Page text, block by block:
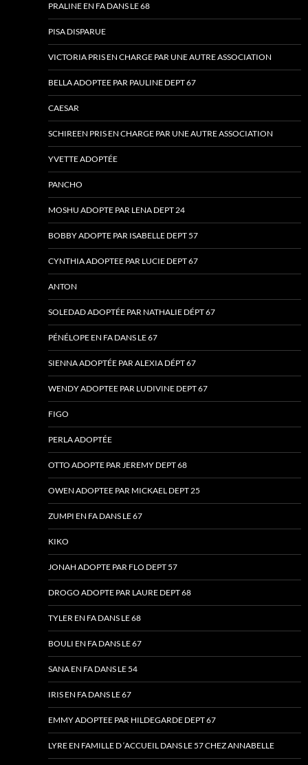
PRALINE EN FA DANS LE 68
PISA DISPARUE
VICTORIA PRIS EN CHARGE PAR UNE AUTRE ASSOCIATION
BELLA ADOPTEE PAR PAULINE DEPT 67
CAESAR
SCHIREEN PRIS EN CHARGE PAR UNE AUTRE ASSOCIATION
YVETTE ADOPTÉE
PANCHO
MOSHU ADOPTE PAR LENA DEPT 24
BOBBY ADOPTE PAR ISABELLE DEPT 57
CYNTHIA ADOPTEE PAR LUCIE DEPT 67
ANTON
SOLEDAD ADOPTÉE PAR NATHALIE DÉPT 67
PÉNÉLOPE EN FA DANS LE 67
SIENNA ADOPTÉE PAR ALEXIA DÉPT 67
WENDY ADOPTEE PAR LUDIVINE DEPT 67
FIGO
PERLA ADOPTÉE
OTTO ADOPTE PAR JEREMY DEPT 68
OWEN ADOPTEE PAR MICKAEL DEPT 25
ZUMPI EN FA DANS LE 67
KIKO
JONAH ADOPTE PAR FLO DEPT 57
DROGO ADOPTE PAR LAURE DEPT 68
TYLER EN FA DANS LE 68
BOULI EN FA DANS LE 67
SANA EN FA DANS LE 54
IRIS EN FA DANS LE 67
EMMY ADOPTEE PAR HILDEGARDE DEPT 67
LYRE EN FAMILLE D ‘ACCUEIL DANS LE 57 CHEZ ANNABELLE